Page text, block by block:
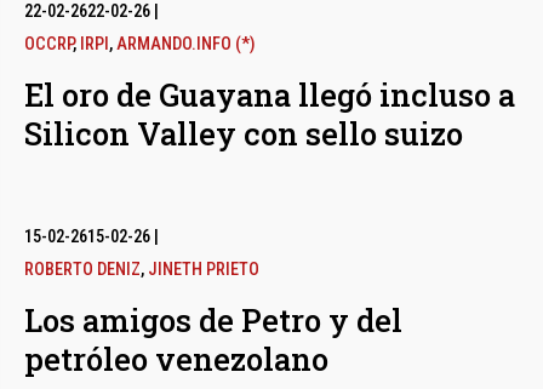
22-02-2622-02-26
OCCRP, IRPI ,ARMANDO.INFO (*)
El oro de Guayana llegó incluso a
Silicon Valley con sello suizo
15-02-2615-02-26
ROBERTO DENIZ, JINETH PRIETO
Los amigos de Petro y del
petróleo venezolano